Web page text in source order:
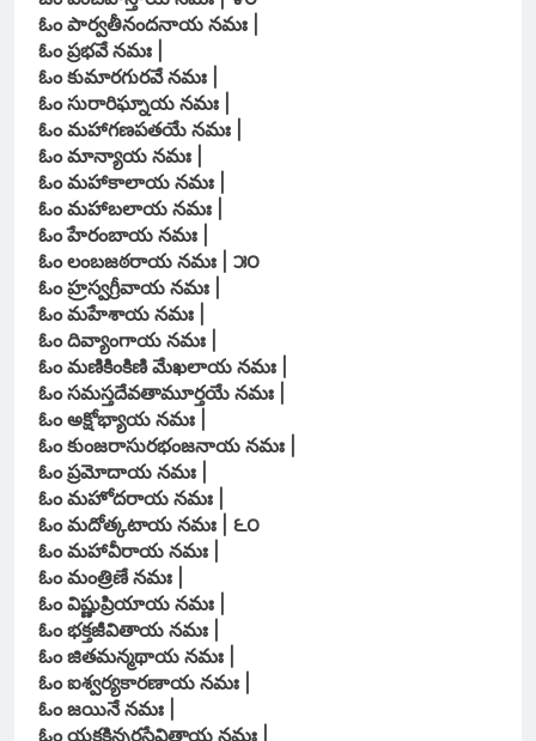
ఓం పార్వతీనందనాయ నమః |
ఓం ప్రభవే నమః |
ఓం కుమారగురవే నమః |
ఓం సురారిఘ్నాయ నమః |
ఓం మహాగణపతయే నమః |
ఓం మాన్యాయ నమః |
ఓం మహాకాలాయ నమః |
ఓం మహాబలాయ నమః |
ఓం హేరంబాయ నమః |
ఓం లంబజఠరాయ నమః | ౫౦
ఓం హ్రస్వగ్రీవాయ నమః |
ఓం మహేశాయ నమః |
ఓం దివ్యాంగాయ నమః |
ఓం మణికింకిణి మేఖలాయ నమః |
ఓం సమస్తదేవతామూర్తయే నమః |
ఓం అక్షోభ్యాయ నమః |
ఓం కుంజరాసురభంజనాయ నమః |
ఓం ప్రమోదాయ నమః |
ఓం మహోదరాయ నమః |
ఓం మదోత్కటాయ నమః | ౬౦
ఓం మహావీరాయ నమః |
ఓం మంత్రిణే నమః |
ఓం విష్ణుప్రియాయ నమః |
ఓం భక్తజీవితాయ నమః |
ఓం జితమన్మథాయ నమః |
ఓం ఐశ్వర్యకారణాయ నమః |
ఓం జయినే నమః |
ఓం యక్షకిన్నరసేవితాయ నమః |